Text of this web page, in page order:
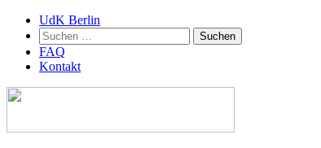
UdK Berlin
Suchen
nach:
FAQ
Kontakt